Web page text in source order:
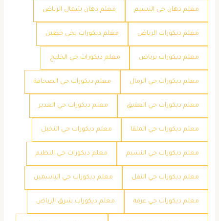
معلم دهان حي النسيم معلم دهان شمال الرياض
معلم ديكورات الرياض معلم ديكورات بحي حطين
معلم ديكورات برياض معلم ديكورات حي الخليج
معلم ديكورات حي الرمال معلم ديكورات حي الصحافة
معلم ديكورات حي العقيق معلم ديكورات حي الغدير
معلم ديكورات حي الملقا معلم ديكورات حي النخيل
معلم ديكورات حي النسيم معلم ديكورات حي النظيم
معلم ديكورات حي النفل معلم ديكورات حي الياسمين
معلم ديكورات حي عرقه معلم ديكورات شرق الرياض